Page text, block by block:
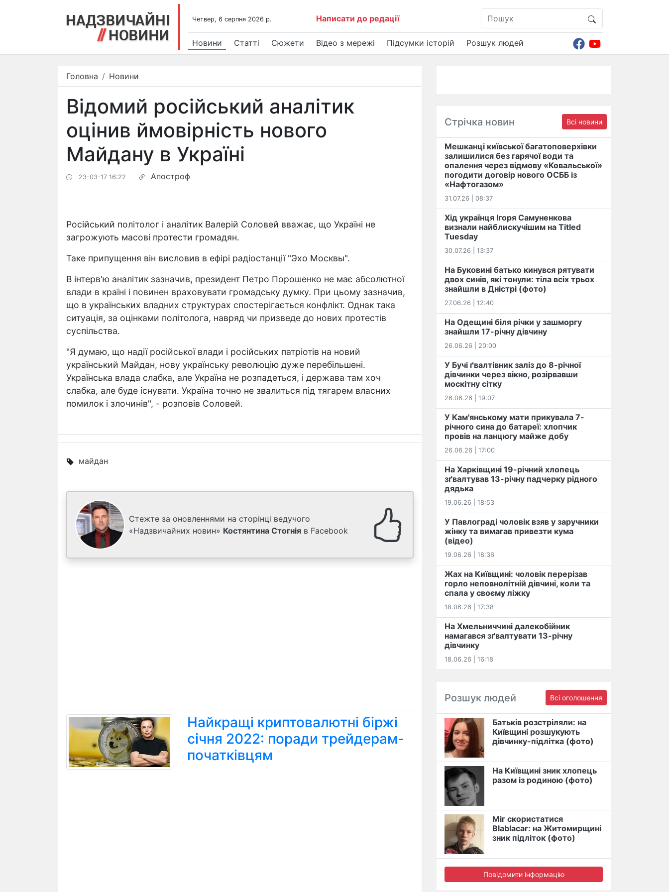
Четвер, 6 серпня 2026 р. Написати до редації
Новини Статті Сюжети Відео з мережі Підсумки історій Розшук людей
Головна Новини
Відомий російський аналітик
оцінив ймовірність нового
Майдану в Україні
23-03-17 16:22 Апостроф
Російський політолог і аналітик Валерій Соловей вважає, що Україні не
загрожують масові протести громадян.
Таке припущення він висловив в ефірі радіостанції "Эхо Москвы".
В інтерв'ю аналітик зазначив, президент Петро Порошенко не має абсолютної
влади в країні і повинен враховувати громадську думку. При цьому зазначив,
що в українських владних структурах спостерігається конфлікт. Однак така
ситуація, за оцінками політолога, навряд чи призведе до нових протестів
суспільства.
"Я думаю, що надії російської влади і російських патріотів на новий
український Майдан, нову українську революцію дуже перебільшені.
Українська влада слабка, але Україна не розпадеться, і держава там хоч
слабка, але буде існувати. Україна точно не звалиться під тягарем власних
помилок і злочинів", - розповів Соловей.
майдан
Стежте за оновленнями на сторінці ведучого
«Надзвичайних новин» Костянтина Стогнія в Facebook
Найкращі криптовалютні біржі
січня 2022: поради трейдерам-
початківцям
Стрічка новин Всі новини
Мешканці київської багатоповерхівки
залишилися без гарячої води та
опалення через відмову «Ковальської»
погодити договір нового ОСББ із
«Нафтогазом»
31.07.26 | 08:37
Хід українця Ігоря Самуненкова
визнали найблискучішим на Titled
Tuesday
30.07.26 | 13:37
На Буковині батько кинувся рятувати
двох синів, які тонули: тіла всіх трьох
знайшли в Дністрі (фото)
27.06.26 | 12:40
На Одещині біля річки у зашморгу
знайшли 17-річну дівчину
26.06.26 | 20:00
У Бучі ґвалтівник заліз до 8-річної
дівчинки через вікно, розірвавши
москітну сітку
26.06.26 | 19:07
У Кам'янському мати прикувала 7-
річного сина до батареї: хлопчик
провів на ланцюгу майже добу
26.06.26 | 17:00
На Харківщині 19-річний хлопець​
️зґвалтував 13-річну падчерку рідного
дядька
19.06.26 | 18:53
У Павлограді чоловік взяв у заручники
жінку та вимагав привезти кума
(відео)
19.06.26 | 18:36
Жах на Київщині: чоловік перерізав
горло неповнолітній дівчині, коли та
спала у своєму ліжку
18.06.26 | 17:38
На Хмельниччині далекобійник
намагався зґвалтувати 13-річну
дівчинку
18.06.26 | 16:18
Розшук людей Всі оголошення
Батьків розстріляли: на
Київщині розшукують
дівчинку-підлітка (фото)
На Київщині зник хлопець
разом із родиною (фото)
Міг скористатися
Blablacar: на Житомирщині
зник підліток (фото)
Повідомити інформацію